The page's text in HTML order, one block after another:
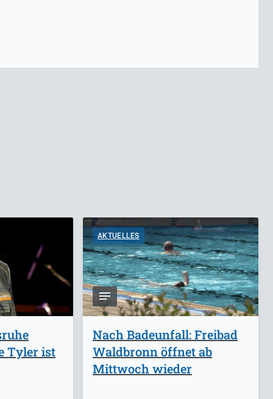
Tyler ist
AKTUELLES
Nach Badeunfall: Freibad
Waldbronn öffnet ab
Mittwoch wieder